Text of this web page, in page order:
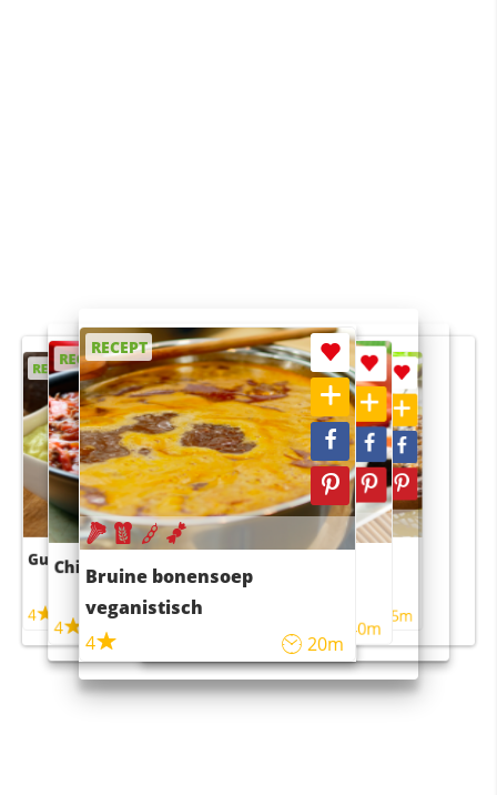
RECEPT
Guacamole
4
RECEPT
Chili con carne
4
RECEPT
Bruine bonensoep
veganistisch
4
20m
RECEPT
Sushi rijstsalade
maaltijdsalade
40m
RECEPT
4 55m